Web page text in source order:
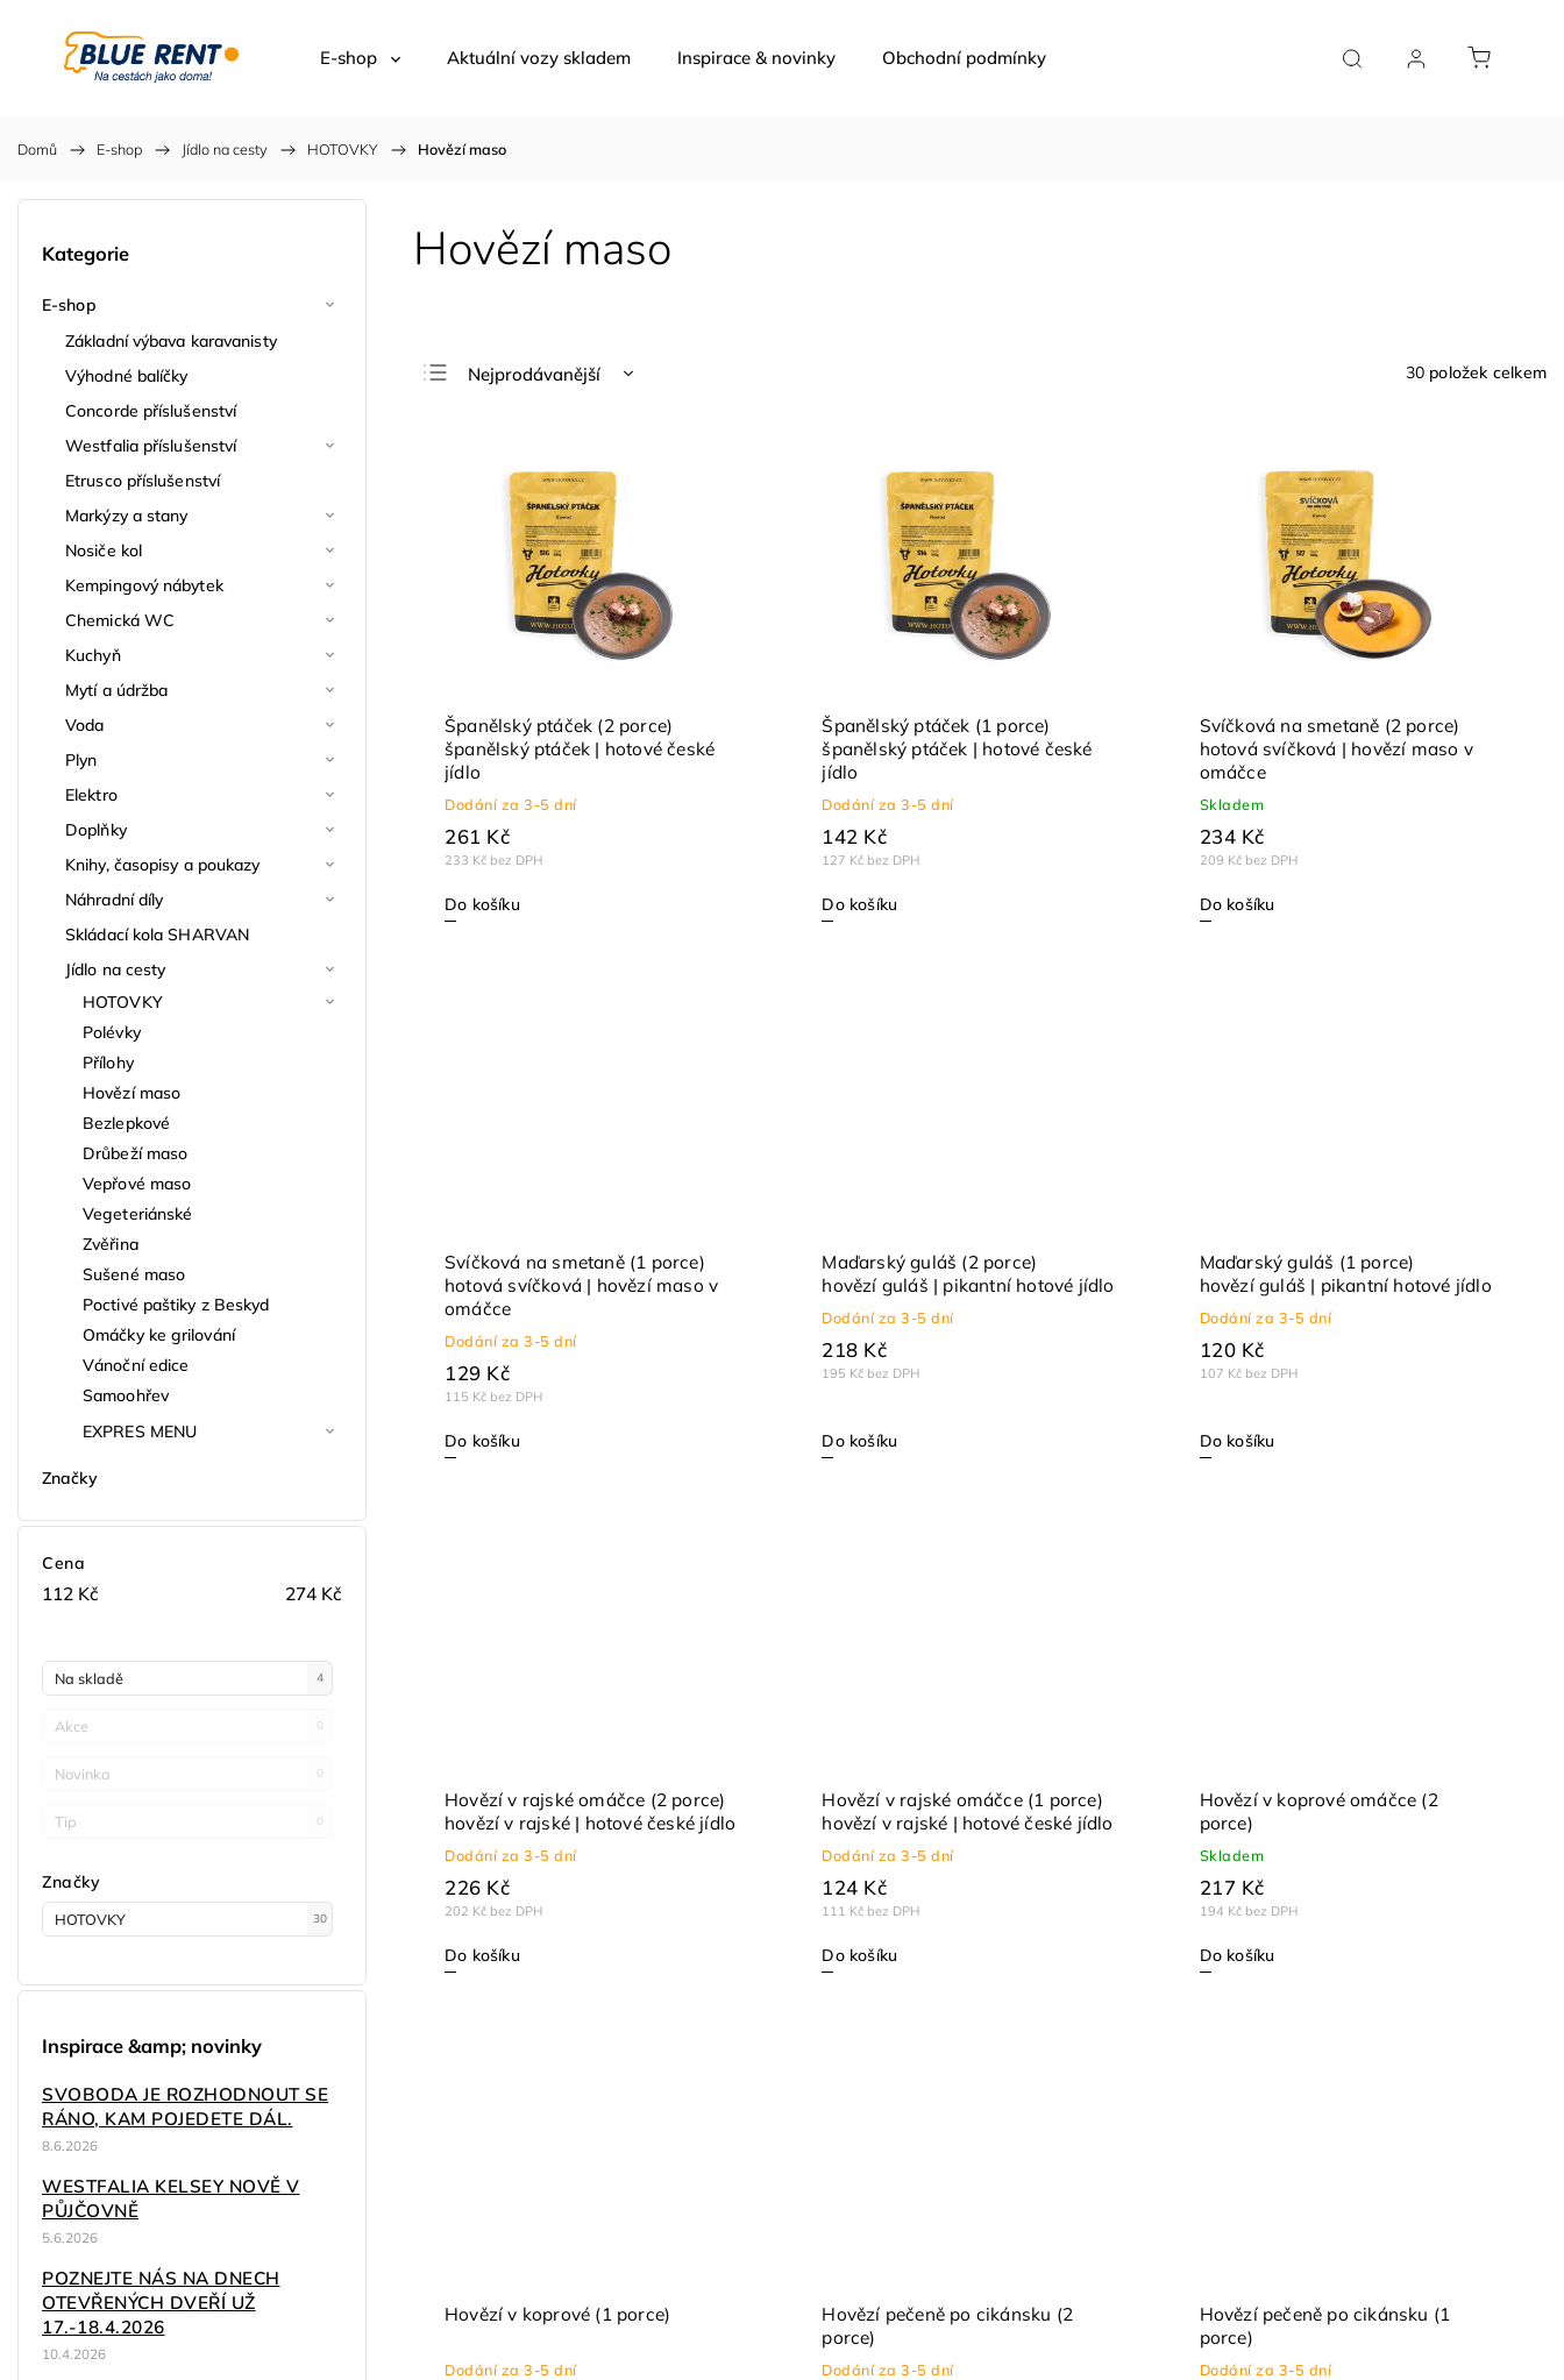
E-shop Aktuální vozy skladem Inspirace & novinky Obchodní podmínky
Domů / E-shop / Jídlo na cesty / HOTOVKY / Hovězí maso
Kategorie
E-shop
Základní výbava karavanisty
Výhodné balíčky
Concorde příslušenství
Westfalia příslušenství
Etrusco příslušenství
Markýzy a stany
Nosiče kol
Kempingový nábytek
Chemická WC
Kuchyň
Mytí a údržba
Voda
Plyn
Elektro
Doplňky
Knihy, časopisy a poukazy
Náhradní díly
Skládací kola SHARVAN
Jídlo na cesty
HOTOVKY
Polévky
Přílohy
Hovězí maso
Bezlepkové
Drůbeží maso
Vepřové maso
Vegeteriánské
Zvěřina
Sušené maso
Poctivé paštiky z Beskyd
Omáčky ke grilování
Vánoční edice
Samoohřev
EXPRES MENU
Značky
Cena
112 Kč 274 Kč
Na skladě 4
Akce 0
Novinka 0
Tip 0
Značky
HOTOVKY 30
Inspirace &amp; novinky
SVOBODA JE ROZHODNOUT SE
RÁNO, KAM POJEDETE DÁL.
8.6.2026
WESTFALIA KELSEY NOVĚ V
PŮJČOVNĚ
5.6.2026
POZNEJTE NÁS NA DNECH
OTEVŘENÝCH DVEŘÍ UŽ
17.-18.4.2026
10.4.2026
Hovězí maso
Nejprodávanější
Abecedně
30 položek celkem
Španělský ptáček (2 porce)
španělský ptáček | hotové české
jídlo
Dodání za 3-5 dní
233 Kč bez DPH
261 Kč
Do košíku
Španělský ptáček (1 porce)
španělský ptáček | hotové české
jídlo
Dodání za 3-5 dní
127 Kč bez DPH
142 Kč
Do košíku
Svíčková na smetaně (2 porce)
hotová svíčková | hovězí maso v
omáčce
Skladem
209 Kč bez DPH
234 Kč
Do košíku
Svíčková na smetaně (1 porce)
hotová svíčková | hovězí maso v
omáčce
Dodání za 3-5 dní
115 Kč bez DPH
129 Kč
Do košíku
Maďarský guláš (2 porce)
hovězí guláš | pikantní hotové jídlo
Dodání za 3-5 dní
195 Kč bez DPH
218 Kč
Do košíku
Maďarský guláš (1 porce)
hovězí guláš | pikantní hotové jídlo
Dodání za 3-5 dní
107 Kč bez DPH
120 Kč
Do košíku
Hovězí v rajské omáčce (2 porce)
hovězí v rajské | hotové české jídlo
Dodání za 3-5 dní
202 Kč bez DPH
226 Kč
Do košíku
Hovězí v rajské omáčce (1 porce)
hovězí v rajské | hotové české jídlo
Dodání za 3-5 dní
111 Kč bez DPH
124 Kč
Do košíku
Hovězí v koprové omáčce (2
porce)
Skladem
194 Kč bez DPH
217 Kč
Do košíku
Hovězí v koprové (1 porce)
Dodání za 3-5 dní
Hovězí pečeně po cikánsku (2
porce)
Dodání za 3-5 dní
Hovězí pečeně po cikánsku (1
porce)
Dodání za 3-5 dní